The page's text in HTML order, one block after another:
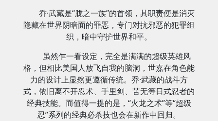
乔·武藏是“胧之一族”的首领，其职责便是消灭
隐藏在世界阴暗面的罪恶，专门对抗邪恶的犯罪组
织，暗中守护世界和平。
虽然乍一看设定，完全是满满的超级英雄风
格，但相比美国人放飞自我的脑洞，世嘉在角色能
力的设计上显然更遵循传统。乔·武藏的战斗方
式，依旧离不开忍术、手里剑、苦无等日式忍者的
经典技能。而值得一提的是，“火龙之术”等“超级
忍”系列的经典必杀技也会在新作中回归。